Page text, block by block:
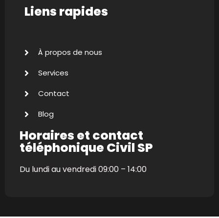
Liens rapides
À propos de nous
Services
Contact
Blog
Horaires et contact
téléphonique Civil SP
Du lundi au vendredi 09:00 – 14:00